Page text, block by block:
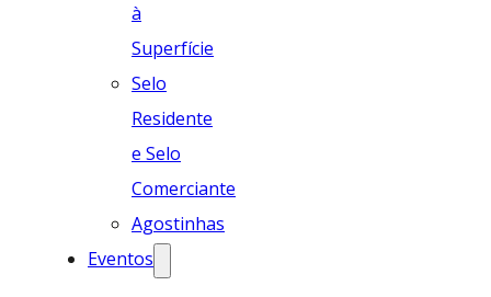
à
Superfície
Selo
Residente
e Selo
Comerciante
Agostinhas
Eventos